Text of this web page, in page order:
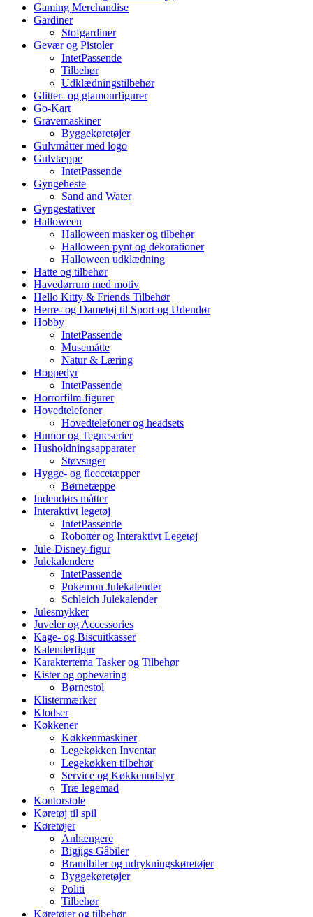
Gaming Merchandise
Gardiner
Stofgardiner
Gevær og Pistoler
IntetPassende
Tilbehør
Udklædningstilbehør
Glitter- og glamourfigurer
Go-Kart
Gravemaskiner
Byggekøretøjer
Gulvmåtter med logo
Gulvtæppe
IntetPassende
Gyngeheste
Sand and Water
Gyngestativer
Halloween
Halloween masker og tilbehør
Halloween pynt og dekorationer
Halloween udklædning
Hatte og tilbehør
Havedørrum med motiv
Hello Kitty & Friends Tilbehør
Herre- og Dametøj til Sport og Udendør
Hobby
IntetPassende
Musemåtte
Natur & Læring
Hoppedyr
IntetPassende
Horrorfilm-figurer
Hovedtelefoner
Hovedtelefoner og headsets
Humor og Tegneserier
Husholdningsapparater
Støvsuger
Hygge- og fleecetæpper
Børnetæppe
Indendørs måtter
Interaktivt legetøj
IntetPassende
Robotter og Interaktivt Legetøj
Jule-Disney-figur
Julekalendere
IntetPassende
Pokemon Julekalender
Schleich Julekalender
Julesmykker
Juveler og Accessories
Kage- og Biscuitkasser
Kalenderfigur
Karaktertema Tasker og Tilbehør
Kister og opbevaring
Børnestol
Klistermærker
Klodser
Køkkener
Køkkenmaskiner
Legekøkken Inventar
Legekøkken tilbehør
Service og Køkkenudstyr
Træ legemad
Kontorstole
Køretøj til spil
Køretøjer
Anhængere
Bigjigs Gåbiler
Brandbiler og udrykningskøretøjer
Byggekøretøjer
Politi
Tilbehør
Køretøjer og tilbehør